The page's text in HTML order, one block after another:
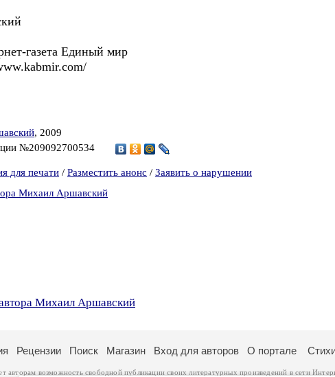
газета Единый мир
, 2009
№209092700534
для печати / Разместить анонс / Заявить о нарушении
Михаил Аршавский
Михаил Аршавский
Рецензии Поиск Магазин Вход для авторов О портале
авторам возможность свободной публикации своих литературных произведений в сети